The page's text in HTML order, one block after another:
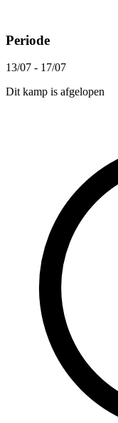
Periode
13/07 - 17/07
Dit kamp is afgelopen